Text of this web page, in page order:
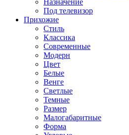
Назначение
Под телевизор
Прихожие
Стиль
Классика
Современные
Модерн
Цвет
Белые
Венге
Светлые
Темные
Размер
Малогабаритные
Форма